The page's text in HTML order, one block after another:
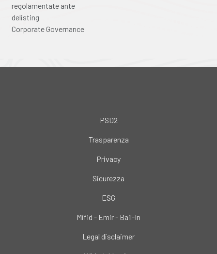
regolamentate ante
delisting
Corporate Governance
PSD2
Trasparenza
Privacy
Sicurezza
ESG
Mifid - Emir - Bail-In
Legal disclaimer